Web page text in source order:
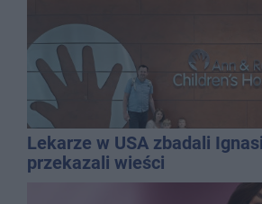
Lekarze w USA zbadali
przekazali wieści